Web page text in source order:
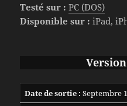
Testé sur : PC (DOS)
Disponible sur : iPad,
Version
Date de sortie : Septembre